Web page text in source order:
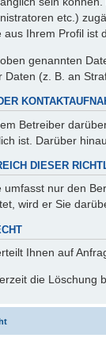
etc.)
aus Ihrem Profil ist
genannten
Daten (z. B. an
Betreiber
ist. Darüber
DIESER
umfasst nur den
wird er Sie
Ihnen auf
die Löschung